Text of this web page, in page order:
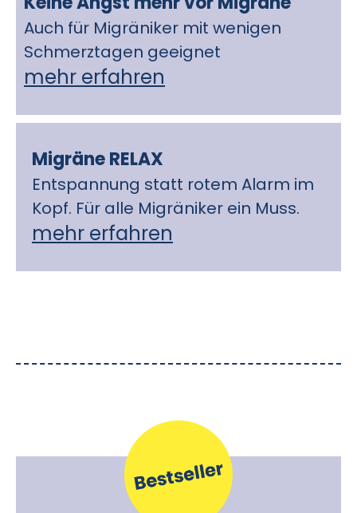
Auch für Migräniker mit wenigen
Schmerztagen geeignet
mehr erfahren
Migräne RELAX
Entspannung statt rotem Alarm im
Kopf. Für alle Migräniker ein Muss.
mehr erfahren